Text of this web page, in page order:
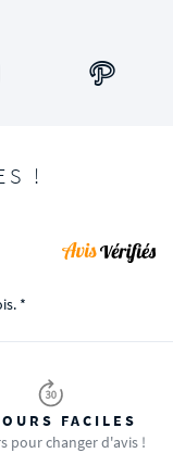
!
*
FACILES
pour changer d'avis !